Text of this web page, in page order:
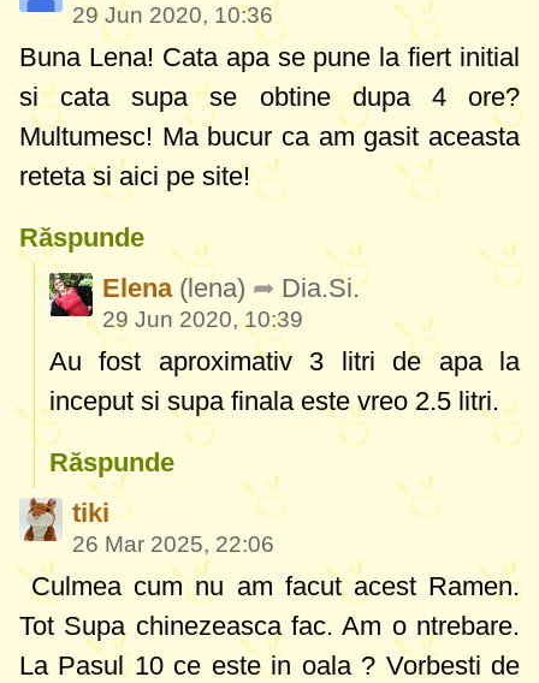
29 Jun 2020, 10:36
Buna Lena! Cata apa se pune la fiert initial
si cata supa se obtine dupa 4 ore?
Multumesc! Ma bucur ca am gasit aceasta
reteta si aici pe site!
Răspunde
Elena (lena) Dia.Si.
29 Jun 2020, 10:39
Au fost aproximativ 3 litri de apa la
inceput si supa finala este vreo 2.5 litri.
Răspunde
tiki
26 Mar 2025, 22:06
Culmea cum nu am facut acest Ramen.
Tot Supa chinezeasca fac. Am o ntrebare.
La Pasul 10 ce este in oala ? Vorbesti de